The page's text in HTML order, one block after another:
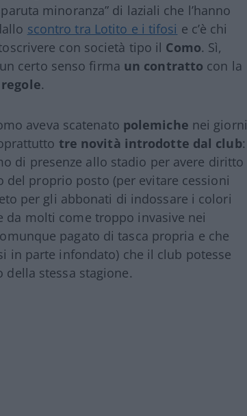
minoranza” di laziali che l’hanno
scontro tra Lotito e i tifosi e c’è chi
con società tipo il Como. Sì,
certo senso firma un contratto con la
.
aveva scatenato polemiche nei giorni
tre novità introdotte dal club:
di presenze allo stadio per avere diritto
proprio posto (per evitare cessioni
per gli abbonati di indossare i colori
da molti come troppo invasive nei
pagato di tasca propria e che
in parte infondato) che il club potesse
della stessa stagione.